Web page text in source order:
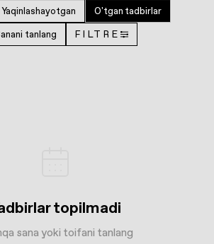
Yaqinlashayotgan O'tgan tadbirlar
tanlang FILTRE
topilmadi
sana yoki toifani tanlang